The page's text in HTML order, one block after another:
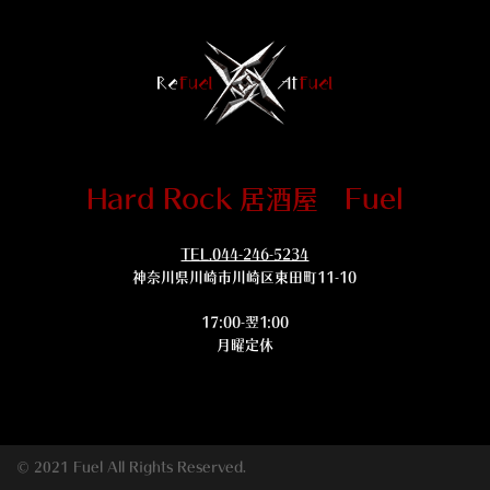
Hard Rock 居酒屋 Fuel
TEL.044-246-5234
神奈川県川崎市川崎区東田町11-10
17:00-翌1:00
月曜定休
© 2021 Fuel All Rights Reserved.